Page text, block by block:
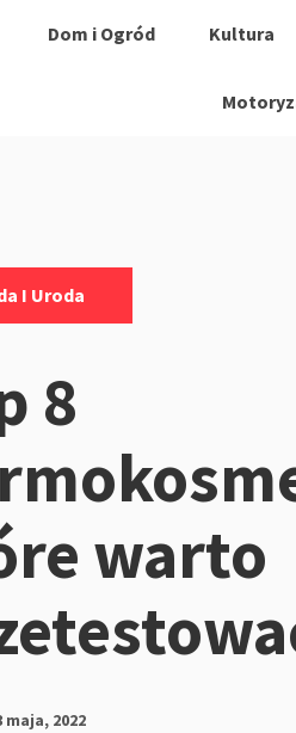
Dom i Ogród Kultura
I Uroda
8
warto
maja, 2022